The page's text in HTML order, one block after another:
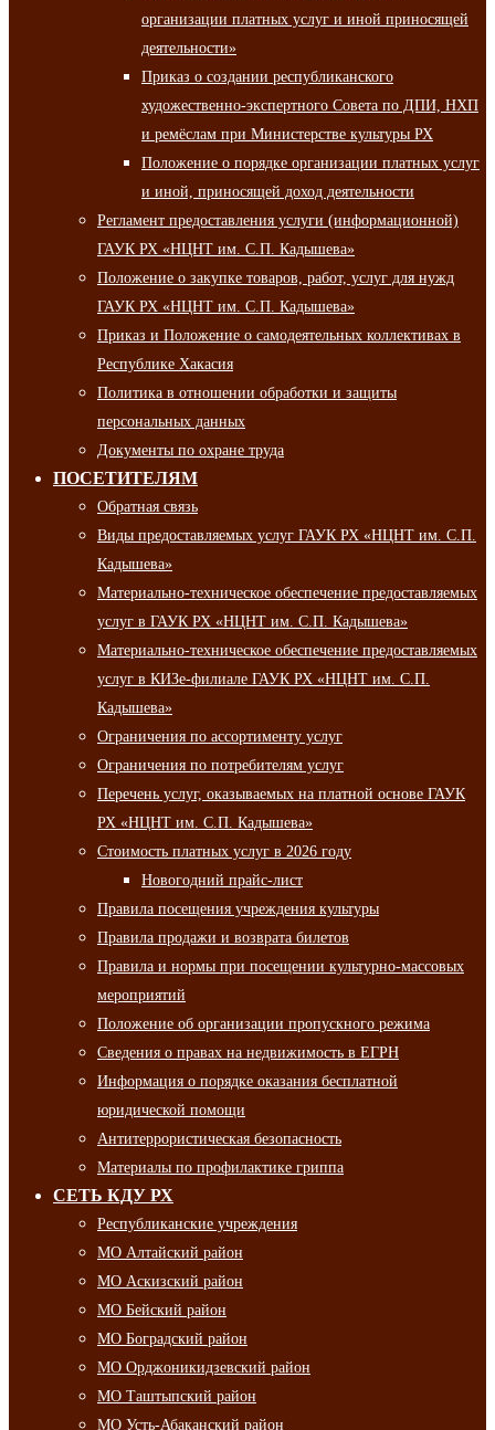
организации платных услуг и иной приносящей
деятельности»
Приказ о создании республиканского
художественно-экспертного Совета по ДПИ, НХП
и ремёслам при Министерстве культуры РХ
Положение о порядке организации платных услуг
и иной, приносящей доход деятельности
Регламент предоставления услуги (информационной)
ГАУК РХ «НЦНТ им. С.П. Кадышева»
Положение о закупке товаров, работ, услуг для нужд
ГАУК РХ «НЦНТ им. С.П. Кадышева»
Приказ и Положение о самодеятельных коллективах в
Республике Хакасия
Политика в отношении обработки и защиты
персональных данных
Документы по охране труда
ПОСЕТИТЕЛЯМ
Обратная связь
Виды предоставляемых услуг ГАУК РХ «НЦНТ им. С.П.
Кадышева»
Материально-техническое обеспечение предоставляемых
услуг в ГАУК РХ «НЦНТ им. С.П. Кадышева»
Материально-техническое обеспечение предоставляемых
услуг в КИЗе-филиале ГАУК РХ «НЦНТ им. С.П.
Кадышева»
Ограничения по ассортименту услуг
Ограничения по потребителям услуг
Перечень услуг, оказываемых на платной основе ГАУК
РХ «НЦНТ им. С.П. Кадышева»
Стоимость платных услуг в 2026 году
Новогодний прайс-лист
Правила посещения учреждения культуры
Правила продажи и возврата билетов
Правила и нормы при посещении культурно-массовых
мероприятий
Положение об организации пропускного режима
Сведения о правах на недвижимость в ЕГРН
Информация о порядке оказания бесплатной
юридической помощи
Антитеррористическая безопасность
Материалы по профилактике гриппа
СЕТЬ КДУ РХ
Республиканские учреждения
МО Алтайский район
МО Аскизский район
МО Бейский район
МО Боградский район
МО Орджоникидзевский район
МО Таштыпский район
МО Усть-Абаканский район